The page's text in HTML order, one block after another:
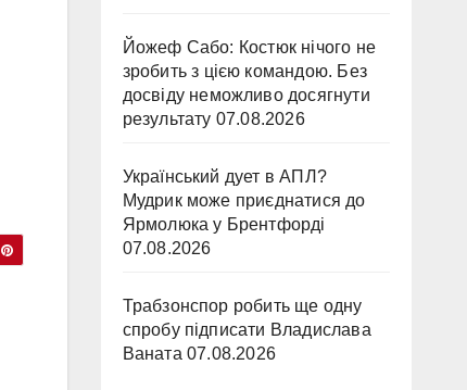
Йожеф Сабо: Костюк нічого не
зробить з цією командою. Без
досвіду неможливо досягнути
результату 07.08.2026
Український дует в АПЛ?
Мудрик може приєднатися до
Ярмолюка у Брентфорді
07.08.2026
Трабзонспор робить ще одну
спробу підписати Владислава
Ваната 07.08.2026